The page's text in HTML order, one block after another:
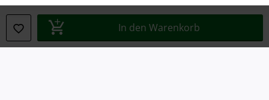
In den Warenkorb
Vertrag widerrufen
Alle Preise inkl. gesetzlicher Mehrwertsteuer, zzgl.Versandkosten